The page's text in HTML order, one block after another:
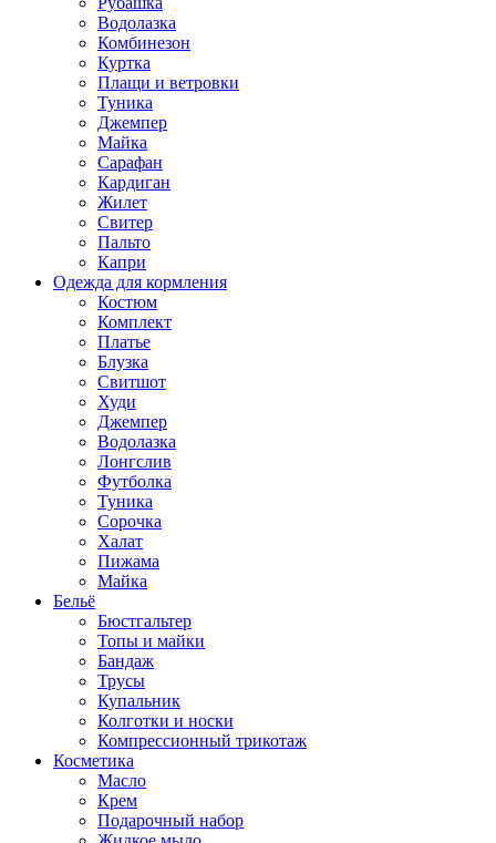
Водолазка
Комбинезон
Куртка
Плащи и ветровки
Туника
Джемпер
Майка
Сарафан
Кардиган
Жилет
Свитер
Пальто
Капри
Одежда для кормления
Костюм
Комплект
Платье
Блузка
Свитшот
Худи
Джемпер
Водолазка
Лонгслив
Футболка
Туника
Сорочка
Халат
Пижама
Майка
Бельё
Бюстгальтер
Топы и майки
Бандаж
Трусы
Купальник
Колготки и носки
Компрессионный трикотаж
Косметика
Масло
Крем
Подарочный набор